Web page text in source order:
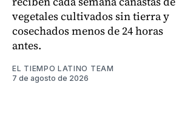
vegetales cultivados sin tierra y
cosechados menos de 24 horas
antes.
EL TIEMPO LATINO TEAM
7 de agosto de 2026